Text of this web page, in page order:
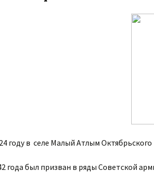
году в селе Малый Атлым
года был призван в ряды Советской